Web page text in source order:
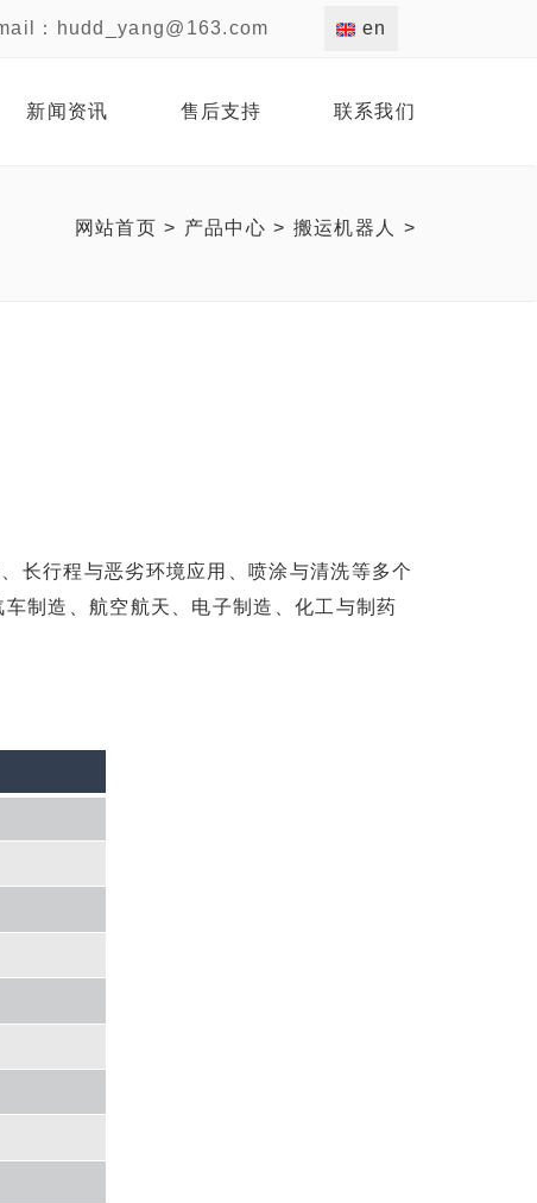
： hudd_yang@163.com en
新闻资讯 售后支持 联系我们
网站首页 > 产品中心 > 搬运机器人 >
长行程与恶劣环境应用、喷涂与清洗等多个
制造、航空航天、电子制造、化工与制药